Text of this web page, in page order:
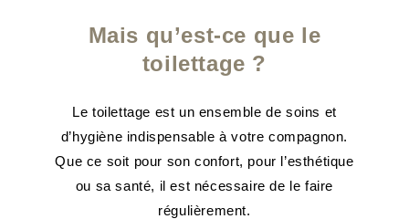
Mais qu’est-ce que le
toilettage ?
Le toilettage est un ensemble de soins et
d’hygiène indispensable à votre compagnon.
Que ce soit pour son confort, pour l’esthétique
ou sa santé, il est nécessaire de le faire
régulièrement.